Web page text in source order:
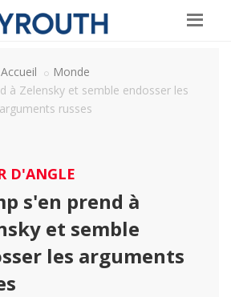
Accueil
Monde
à Zelensky et semble endosser les
arguments russes
D'ANGLE
s'en prend à
et semble
les arguments